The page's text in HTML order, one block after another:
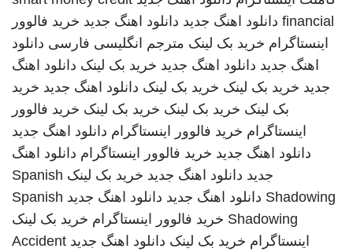
financial دانلود اهنگ جدید دانلود اهنگ جدید خرید فالوور
اینستاگرام خرید بک لینک مترجم انگلیسی فارسی دانلود
اهنگ جدید دانلود اهنگ جدید خرید بک لینک دانلود اهنگ
جدید خرید بک لینک خرید بک لینک دانلود اهنگ جدید خرید
بک لینک خرید بک لینک خرید بک لینک خرید فالوور
اینستاگرام خرید فالوور اینستاگرام دانلود اهنگ جدید
دانلود اهنگ جدید خرید فالوور اینستاگرام دانلود اهنگ
جدید دانلود اهنگ جدید خرید بک لینک Spanish
Shadowing دانلود اهنگ جدید دانلود اهنگ جدید Spanish
Shadowing خرید فالوور اینستاگرام خرید بک لینک
اینستاگرام خرید بک لینک دانلود اهنگ جدید Accident